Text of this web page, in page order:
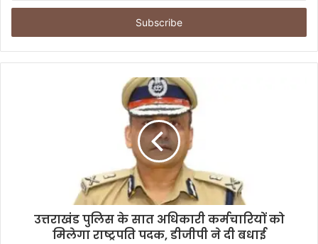
t
r
y
उत्तराखंड पुलिस के सात अधिकारी कर्मचारियों को
मिलेगा राष्ट्रपति पदक, डीजीपी ने दी बधाई